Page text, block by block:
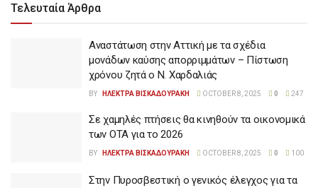
Τελευταία Άρθρα
Αναστάτωση στην Αττική με τα σχέδια
μονάδων καύσης απορριμμάτων – Πίστωση
χρόνου ζητά ο Ν. Χαρδαλιάς
BY ΗΛΕΚΤΡΑ ΒΙΣΚΑΔΟΥΡΑΚΗ OCTOBER 8, 2025 0 247
Σε χαμηλές πτήσεις θα κινηθούν τα οικονομικά
των ΟΤΑ για το 2026
BY ΗΛΕΚΤΡΑ ΒΙΣΚΑΔΟΥΡΑΚΗ OCTOBER 8, 2025 0 100
Στην Πυροσβεστική ο γενικός έλεγχος για τα